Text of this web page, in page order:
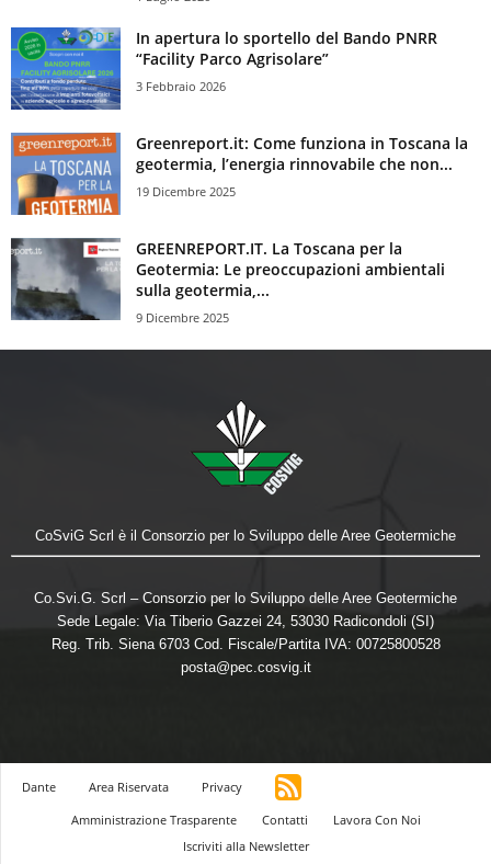
In apertura lo sportello del Bando PNRR
“Facility Parco Agrisolare”
3 Febbraio 2026
Greenreport.it: Come funziona in Toscana la
geotermia, l’energia rinnovabile che non...
19 Dicembre 2025
GREENREPORT.IT. La Toscana per la
Geotermia: Le preoccupazioni ambientali
sulla geotermia,...
9 Dicembre 2025
CoSviG Scrl è il Consorzio per lo Sviluppo delle Aree Geotermiche
Co.Svi.G. Scrl – Consorzio per lo Sviluppo delle Aree Geotermiche
Sede Legale: Via Tiberio Gazzei 24, 53030 Radicondoli (SI)
Reg. Trib. Siena 6703 Cod. Fiscale/Partita IVA: 00725800528
posta@pec.cosvig.it
Dante Area Riservata
Privacy
Amministrazione Trasparente
Contatti
Lavora Con Noi
Iscriviti alla Newsletter